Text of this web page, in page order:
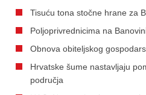
Tisuću tona stočne hrane za
Poljoprivrednicima na
Obnova obiteljskog
Hrvatske šume nastavljaju
područja